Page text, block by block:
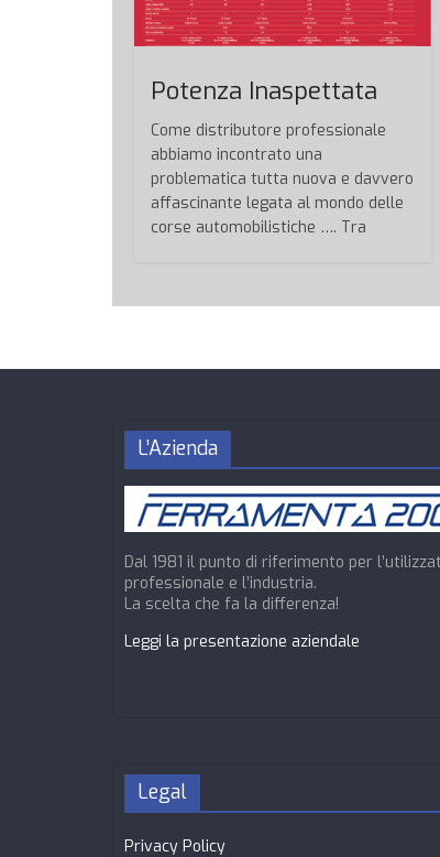
Potenza Inaspettata
Come distributore professionale
abbiamo incontrato una
problematica tutta nuova e davvero
affascinante legata al mondo delle
corse automobilistiche …. Tra
L’Azienda
Dal 1981 il punto di riferimento per
professionale e l’industria.
La scelta che fa la differenza!
Leggi la presentazione aziendale
Legal
Privacy Policy